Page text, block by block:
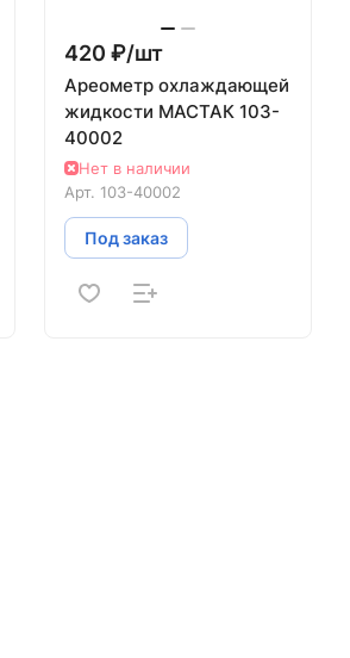
420 ₽/шт
Ареометр охлаждающей
жидкости МАСТАК 103-
40002
Нет в наличии
Арт. 103-40002
Под заказ